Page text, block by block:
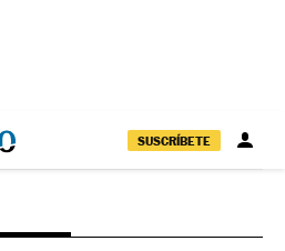
SUSCRÍBETE